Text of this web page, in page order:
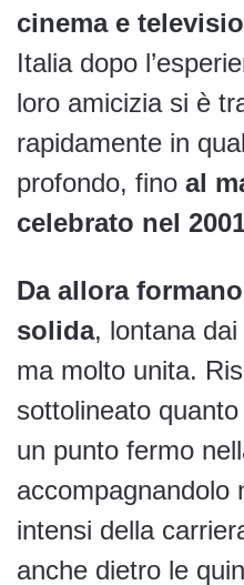
cinema e
Italia dopo
loro amicizia si è
rapidamente in
profondo, fino al
celebrato nel
Da allora
solida, lontana
ma molto unita.
sottolineato
un punto fermo
accompagnandolo
intensi della
anche dietro le